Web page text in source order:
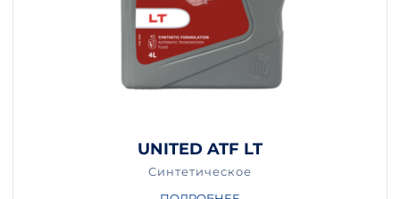
UNITED ATF LT
Синтетическое